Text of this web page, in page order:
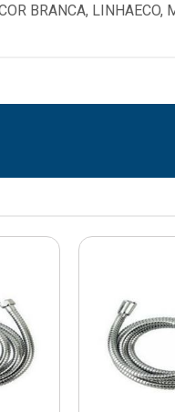
BRANCA, LINHAECO,